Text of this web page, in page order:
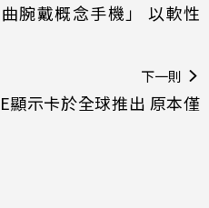
腕戴概念手機」 以軟性
下一則
顯示卡於全球推出 原本僅